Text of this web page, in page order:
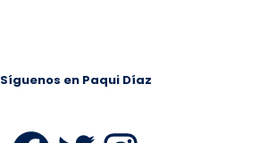
Síguenos en Paqui Díaz